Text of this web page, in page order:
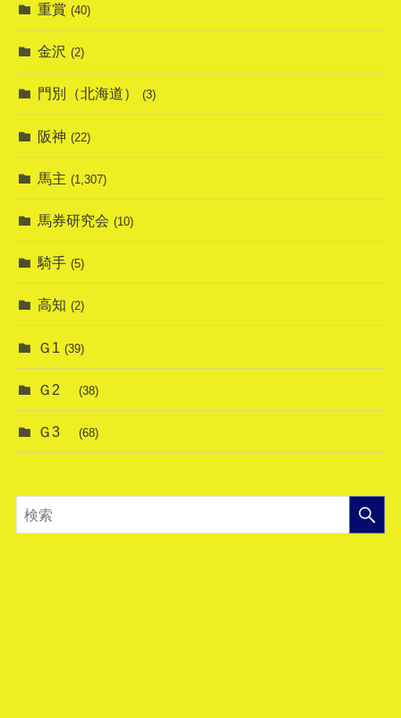
重賞 (40)
金沢 (2)
門別（北海道） (3)
阪神 (22)
馬主 (1,307)
馬券研究会 (10)
騎手 (5)
高知 (2)
Ｇ1 (39)
Ｇ2 (38)
Ｇ3 (68)